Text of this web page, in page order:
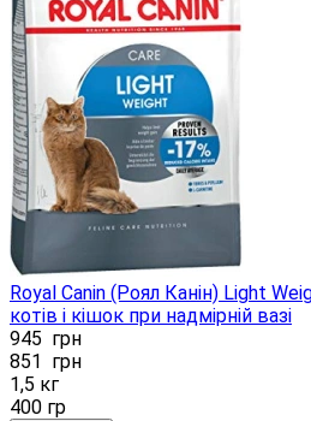
Royal Canin (Роял Канін) Light
котів і кішок при надмірній вазі
945 грн
851
грн
1,5 кг
400 гр